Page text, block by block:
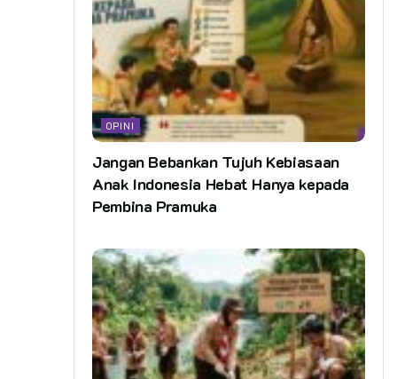
OPINI
Jangan Bebankan Tujuh Kebiasaan
Anak Indonesia Hebat Hanya kepada
Pembina Pramuka